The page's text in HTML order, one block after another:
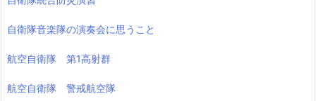
自衛隊音楽隊の演奏会に思うこと
航空自衛隊 第1高射群
航空自衛隊 警戒航空隊